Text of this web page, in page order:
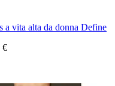
a vita alta da donna Define
€